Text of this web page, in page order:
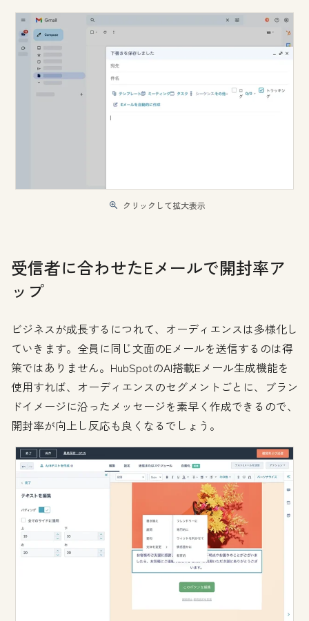
クリックして拡大表示
受信者に合わせたEメールで開封率ア
ップ
ビジネスが成長するにつれて、オーディエンスは多様化し
ていきます。全員に同じ文面のEメールを送信するのは得
策ではありません。HubSpotのAI搭載Eメール生成機能を
使用すれば、オーディエンスのセグメントごとに、ブラン
ドイメージに沿ったメッセージを素早く作成できるので、
開封率が向上し反応も良くなるでしょう。